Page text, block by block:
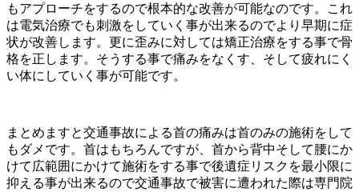
もアプローチをするので根本的な改善が可能なのです。これ
は電気治療でも刺激をしていく事が出来るのでより早期に症
状が改善します。更に歪みに対しては矯正治療をする事で骨
格を正します。そうする事で痛みをなくす、そして疲れにく
い体にしていく事が可能です。
まとめますと交通事故による首の痛みは首のみの施術をして
もダメです。首はもちろんですが、首から背中そして腰にか
けて広範囲にかけて施術をする事で後遺症リスクを最小限に
抑える事が出来るので交通事故で被害に遭われた際は専門院